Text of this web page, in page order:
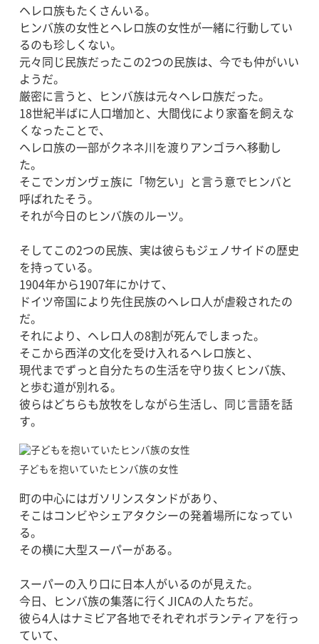
ヘレロ族もたくさんいる。
ヒンバ族の女性とヘレロ族の女性が一緒に行動してい
るのも珍しくない。
元々同じ民族だったこの2つの民族は、今でも仲がいい
ようだ。
厳密に言うと、ヒンバ族は元々ヘレロ族だった。
18世紀半ばに人口増加と、大間伐により家畜を飼えな
くなったことで、
ヘレロ族の一部がクネネ川を渡りアンゴラへ移動し
た。
そこでンガンヴェ族に「物乞い」と言う意でヒンバと
呼ばれたそう。
それが今日のヒンバ族のルーツ。
そしてこの2つの民族、実は彼らもジェノサイドの歴史
を持っている。
1904年から1907年にかけて、
ドイツ帝国により先住民族のヘレロ人が虐殺されたの
だ。
それにより、ヘレロ人の8割が死んでしまった。
そこから西洋の文化を受け入れるヘレロ族と、
現代までずっと自分たちの生活を守り抜くヒンバ族、
と歩む道が別れる。
彼らはどちらも放牧をしながら生活し、同じ言語を話
す。
子どもを抱いていたヒンバ族の女性
町の中心にはガソリンスタンドがあり、
そこはコンビやシェアタクシーの発着場所になってい
る。
その横に大型スーパーがある。
スーパーの入り口に日本人がいるのが見えた。
今日、ヒンバ族の集落に行くJICAの人たちだ。
彼ら4人はナミビア各地でそれぞれボランティアを行っ
ていて、